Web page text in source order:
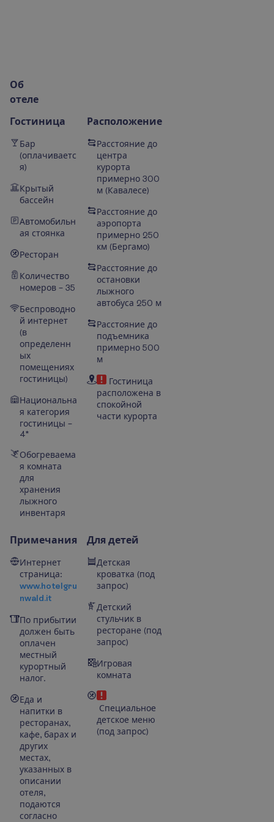
Об
отеле
Гостиница
Бар
(оплачиваетс
я)
Крытый
бассейн
Автомобильн
ая стоянка
Ресторан
Количество
номеров – 35
Беспроводно
й интернет
(в
определенн
ых
помещениях
гостиницы)
Национальна
я категория
гостиницы –
4*
Обогреваема
я комната
для
хранения
лыжного
инвентаря
Расположение
Расстояние до
центра
курорта
примерно 300
м (Кавалесе)
Расстояние до
аэропорта
примерно 250
км (Бергамо)
Расстояние до
остановки
лыжного
автобуса 250 м
Расстояние до
подъемника
примерно 500
м
Гостиница
расположена в
спокойной
части курорта
Примечания
Интернет
страница:
www.hotelgru
nwald.it
По прибытии
должен быть
оплачен
местный
курортный
налог.
Еда и
напитки в
ресторанах,
кафе, барах и
других
местах,
указанных в
описании
отеля,
подаются
согласно
Для детей
Детская
кроватка (под
запрос)
Детский
стульчик в
ресторане (под
запрос)
Игровая
комната
Специальное
детское меню
(под запрос)